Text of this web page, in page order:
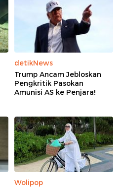
detikNews
Trump Ancam Jebloskan
Pengkritik Pasokan
Amunisi AS ke Penjara!
Wolipop